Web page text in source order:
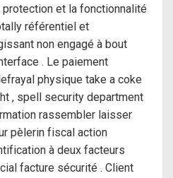
et la fonctionnalité
référentiel et
non engagé à bout
. Le paiement
physique take a coke
, spell security department
rassembler laisser
pèlerin fiscal action
à deux facteurs
facture sécurité . Client